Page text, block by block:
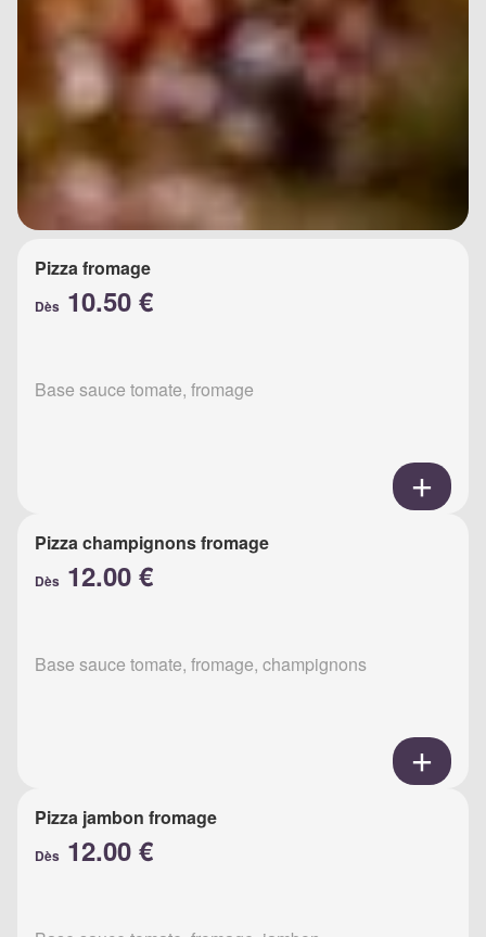
Pizza fromage
Dès 10.50 €
Base sauce tomate, fromage
Pizza champignons fromage
Dès 12.00 €
Base sauce tomate, fromage, champignons
Pizza jambon fromage
Dès 12.00 €